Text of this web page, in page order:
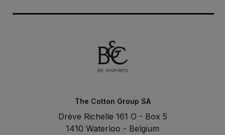
The Cotton Group SA
Drève Richelle 161 O - Box 5
1410 Waterloo - Belgium